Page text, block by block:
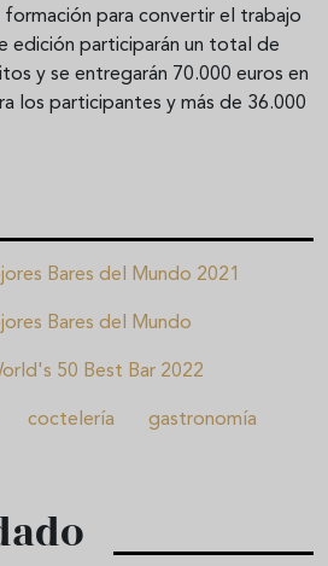
formación para convertir el trabajo
edición participarán un total de
y se entregarán 70.000 euros en
los participantes y más de 36.000
Bares del Mundo 2021
Bares del Mundo
50 Best Bar 2022
coctelería gastronomía